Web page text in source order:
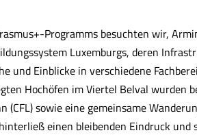
Programms besuchten wir,
Luxemburgs, deren
und Einblicke in verschiedene
Hochöfen im Viertel Belval wurden
(CFL) sowie eine gemeinsame
einen bleibenden Eindruck